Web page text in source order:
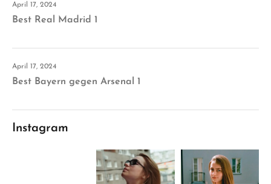
April 17, 2024
Best Real Madrid 1
April 17, 2024
Best Bayern gegen Arsenal 1
Instagram